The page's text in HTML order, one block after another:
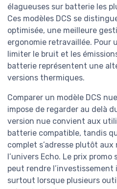
élagueuses sur batterie les
Ces modèles DCS se
optimisée, une meilleure
ergonomie retravaillée. Pour
limiter le bruit et les
batterie représentent une
versions thermiques.
Comparer un modèle DCS
impose de regarder au delà
version nue convient aux
batterie compatible, tandis
complet s’adresse plutôt
l’univers Echo. Le prix
peut rendre
surtout lorsque plusieurs